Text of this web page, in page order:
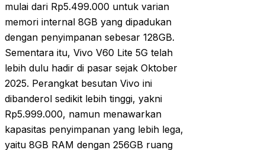
mulai dari Rp5.499.000 untuk varian
memori internal 8GB yang dipadukan
dengan penyimpanan sebesar 128GB.
Sementara itu, Vivo V60 Lite 5G telah
lebih dulu hadir di pasar sejak Oktober
2025. Perangkat besutan Vivo ini
dibanderol sedikit lebih tinggi, yakni
Rp5.999.000, namun menawarkan
kapasitas penyimpanan yang lebih lega,
yaitu 8GB RAM dengan 256GB ruang